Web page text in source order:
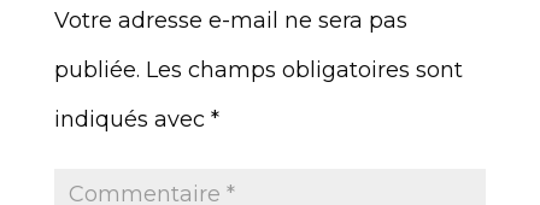
Votre adresse e-mail ne sera pas
publiée. Les champs obligatoires sont
indiqués avec *